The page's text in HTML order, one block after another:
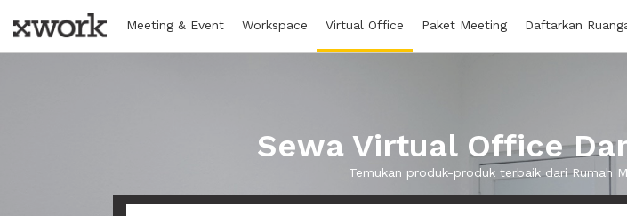
Meeting & Event Workspace Virtual Office Paket Meeting Daftarkan
Sewa Virtual Office
Temukan produk-produk terbaik dari Rumah